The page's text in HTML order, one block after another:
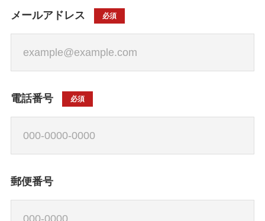
メールアドレス 必須
電話番号 必須
郵便番号